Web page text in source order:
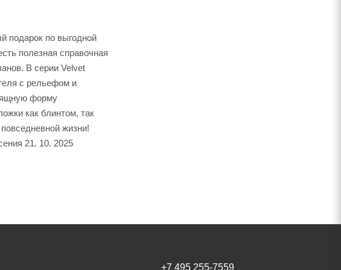
подарок по выгодной
полезная справочная
В серии Velvet
с рельефом и
форму
как блинтом, так
жизни!
21. 10. 2025
+7 495 255-7559